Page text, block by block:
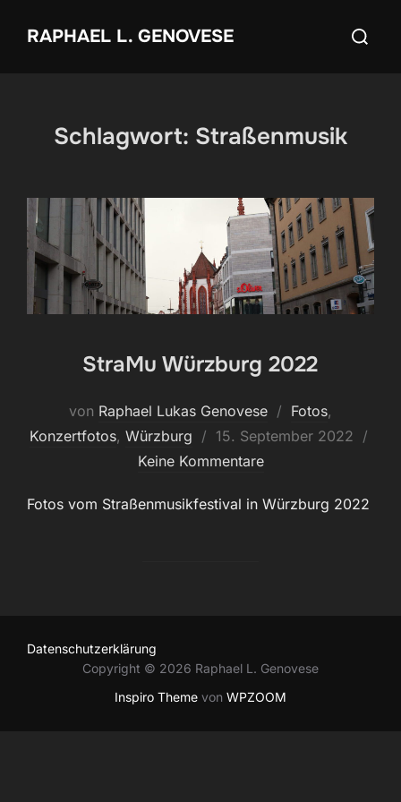
InhaltRAPHAEL L. GENOVESE
Suchen
Schlagwort: Straßenmusik
StraMu Würzburg 2022
von Raphael Lukas Genovese Fotos,
Konzertfotos, Würzburg
Veröffentlicht
am
15. September 2022
Keine Kommentare
Fotos vom Straßenmusikfestival in Würzburg 2022
Datenschutzerklärung
Copyright © 2026 Raphael L. Genovese
Inspiro Theme von WPZOOM